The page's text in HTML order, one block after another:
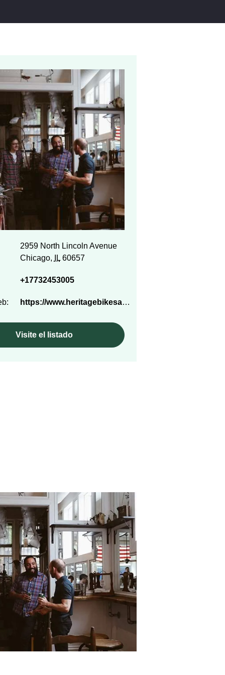
2959 North Lincoln Avenue
Chicago,
IL60657
+17732453005
https://www.heritagebikesandcoffee.com/
Visite el listado